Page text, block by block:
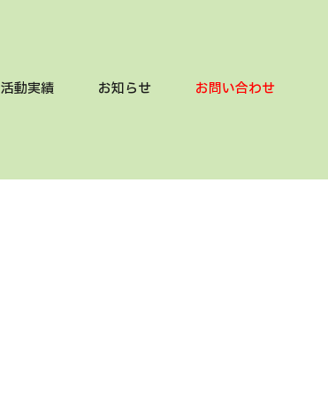
活動実績 お知らせ お問い合わせ